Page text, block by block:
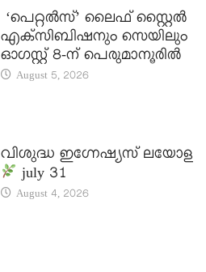
‘പെറ്റൽസ്’ ലൈഫ് സ്റ്റൈൽ
എക്സിബിഷനും സെയിലും
ഓഗസ്റ്റ് 8-ന് പെരുമാനൂരിൽ
August 5, 2026
വിശുദ്ധ ഇഗ്നേഷ്യസ് ലയോള
july 31
August 4, 2026